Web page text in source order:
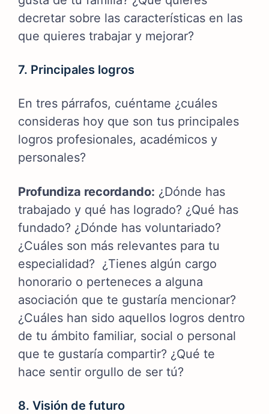
decretar sobre las características en las
que quieres trabajar y mejorar?
7. Principales logros
En tres párrafos, cuéntame ¿cuáles
consideras hoy que son tus principales
logros profesionales, académicos y
personales?
Profundiza recordando: ¿Dónde has
trabajado y qué has logrado? ¿Qué has
fundado? ¿Dónde has voluntariado?
¿Cuáles son más relevantes para tu
especialidad? ¿Tienes algún cargo
honorario o perteneces a alguna
asociación que te gustaría mencionar?
¿Cuáles han sido aquellos logros dentro
de tu ámbito familiar, social o personal
que te gustaría compartir? ¿Qué te
hace sentir orgullo de ser tú?
8. Visión de futuro